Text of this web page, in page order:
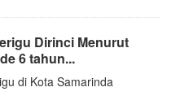
Dirinci Menurut
6 tahun...
di Kota Samarinda